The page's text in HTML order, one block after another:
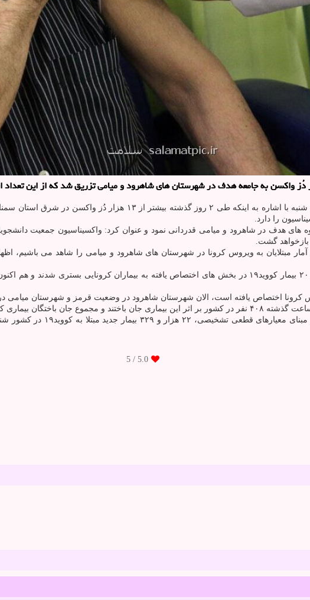
به نقل از خبرگزاری ایرنا، رضا چمن شامگاه سه شنبه با اشاره به
را دارد.
هدف در شاهرود و میامی قدردانی نمود و عنوان کرد: واکسیناسیون جمعیت
کرونا اختصاص یافته است، الان شهرستان شاهرود در وضعیت قرمز و شهرستان میامی
5.0
/ 5